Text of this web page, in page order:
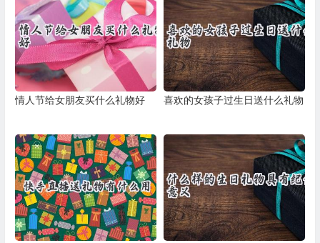
情人节给女朋友买什么礼物好 喜欢的女孩子过生日送什么礼物